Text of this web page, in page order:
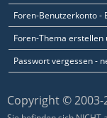
Foren-Benutzerkonto -
Foren-Thema
Passwort vergessen -
Copyright ©